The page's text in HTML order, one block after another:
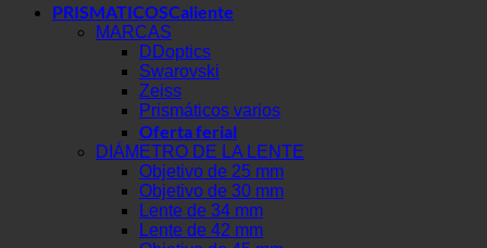
PRISMATICOS
MARCAS
DDoptics
Swarovski
Zeiss
Prismáticos varios
Oferta ferial
DIÁMETRO DE LA LENTE
Objetivo de 25 mm
Objetivo de 30 mm
Lente de 34 mm
Lente de 42 mm